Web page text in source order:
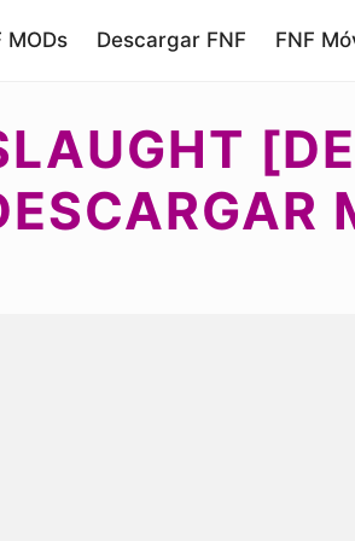
MODs Descargar FNF FNF